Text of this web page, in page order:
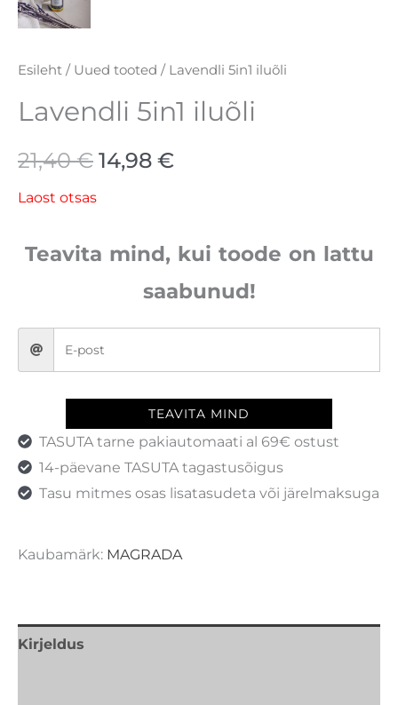
Esileht / Uued tooted / Lavendli 5in1 iluõli
Lavendli 5in1 iluõli
21,40€ 14,98 €
Laost otsas
Teavita mind, kui toode on lattu
saabunud!
TEAVITA MIND
TASUTA tarne pakiautomaati al 69€ ostust
14-päevane TASUTA tagastusõigus
Tasu mitmes osas lisatasudeta või järelmaksuga
Kaubamärk: MAGRADA
Kirjeldus